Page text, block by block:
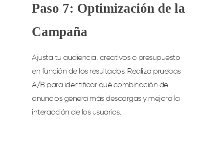
Paso 7: Optimización de la
Campaña
Ajusta tu audiencia, creativos o presupuesto
en función de los resultados. Realiza pruebas
A/B para identificar qué combinación de
anuncios genera más descargas y mejora la
interacción de los usuarios.